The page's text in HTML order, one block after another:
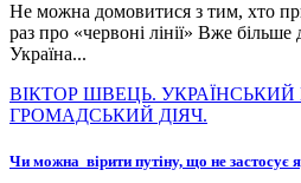
Не можна домовитися з тим, хто
раз про «червоні лінії» Вже
Україна...
ВІКТОР ШВЕЦЬ.
ГРОМАДСЬКИЙ ДІЯЧ.
Чи можна вірити путіну, що не застосує